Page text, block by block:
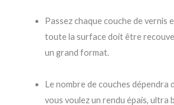
Passez chaque couche de vernis
toute la surface doit être
un grand format.
Le nombre de couches dépendra
vous voulez un rendu épais, ultra